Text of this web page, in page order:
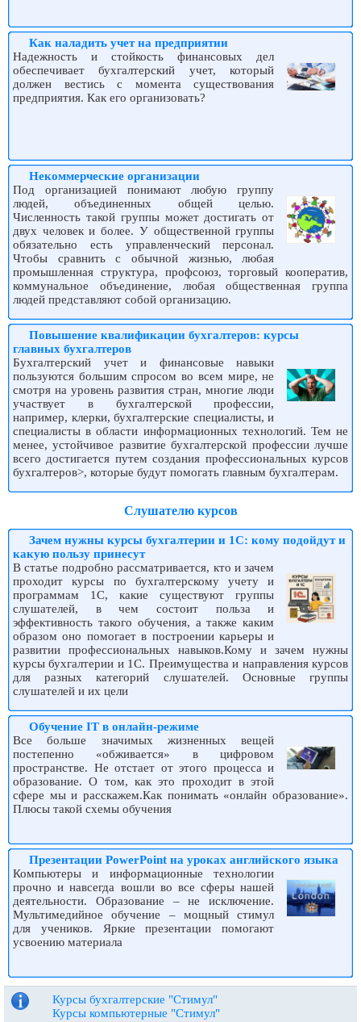
Как наладить учет на предприятии
Надежность и стойкость финансовых дел
обеспечивает бухгалтерский учет, который
должен вестись с момента существования
предприятия. Как его организовать?
Некоммерческие организации
Под организацией понимают любую группу
людей, объединенных общей целью.
Численность такой группы может достигать от
двух человек и более. У общественной группы
обязательно есть управленческий персонал.
Чтобы сравнить с обычной жизнью, любая
промышленная структура, профсоюз, торговый кооператив,
коммунальное объединение, любая общественная группа
людей представляют собой организацию.
Повышение квалификации бухгалтеров: курсы
главных бухгалтеров
Бухгалтерский учет и финансовые навыки
пользуются большим спросом во всем мире, не
смотря на уровень развития стран, многие люди
участвует в бухгалтерской профессии,
например, клерки, бухгалтерские специалисты, и
специалисты в области информационных технологий. Тем не
менее, устойчивое развитие бухгалтерской профессии лучше
всего достигается путем создания профессиональных курсов
бухгалтеров>, которые будут помогать главным бухгалтерам.
Слушателю курсов
Зачем нужны курсы бухгалтерии и 1С: кому подойдут и
какую пользу принесут
В статье подробно рассматривается, кто и зачем
проходит курсы по бухгалтерскому учету и
программам 1С, какие существуют группы
слушателей, в чем состоит польза и
эффективность такого обучения, а также каким
образом оно помогает в построении карьеры и
развитии профессиональных навыков.Кому и зачем нужны
курсы бухгалтерии и 1С. Преимущества и направления курсов
для разных категорий слушателей. Основные группы
слушателей и их цели
Обучение IT в онлайн-режиме
Все больше значимых жизненных вещей
постепенно «обживается» в цифровом
пространстве. Не отстает от этого процесса и
образование. О том, как это проходит в этой
сфере мы и расскажем.Как понимать «онлайн образование».
Плюсы такой схемы обучения
Презентации PowerPoint на уроках английского языка
Компьютеры и информационные технологии
прочно и навсегда вошли во все сферы нашей
деятельности. Образование – не исключение.
Мультимедийное обучение – мощный стимул
для учеников. Яркие презентации помогают
усвоению материала
Курсы бухгалтерские "Стимул"
Курсы компьютерные "Стимул"